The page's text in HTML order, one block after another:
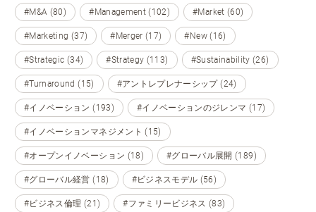
#M&A (80) #Management (102) #Market (60)
#Marketing (37) #Merger (17) #New (16)
#Strategic (34) #Strategy (113) #Sustainability (26)
#Turnaround (15) #アントレプレナーシップ (24)
#イノベーション (193) #イノベーションのジレンマ (17)
#イノベーションマネジメント (15)
#オープンイノベーション (18) #グローバル展開 (189)
#グローバル経営 (18) #ビジネスモデル (56)
#ビジネス倫理 (21) #ファミリービジネス (83)